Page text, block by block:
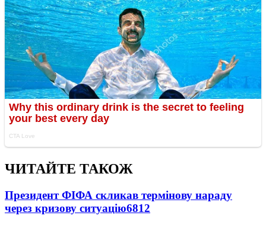
ЧИТАЙТЕ ТАКОЖ
Президент ФІФА скликав термінову нараду
через кризову ситуацію6812